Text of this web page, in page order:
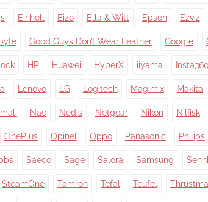
Einhell Eizo Ella & Witt Epson Ezviz
Good Guys Don’t Wear Leather Google
HP Huawei HyperX iiyama Insta360
Lenovo LG Logitech Magimix Makita
Nae Nedis Netgear Nikon Nilfisk
OnePlus Opinel Oppo Panasonic Philips
Saeco Sage Salora Samsung
SteamOne Tamron Tefal Teufel